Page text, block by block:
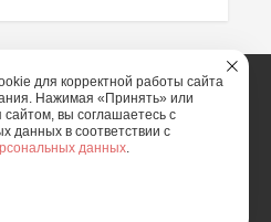
- творческая группа
сайта на обработку
данных
для корректной работы сайта
Нажимая «Принять» или
вы соглашаетесь с
данных в соответствии с
данных.